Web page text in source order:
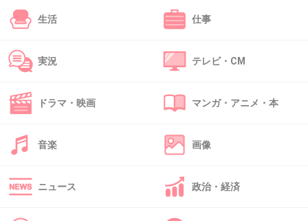
世間のシングルマザーにボロクソ言われてる番
宣流れてるねｗｗ
+104
45. 匿名
稼げる時に稼いでおいたほうがいいよね
すぐ消えちゃうんだからー
+41
生活 仕事
実況 テレビ・CM
ドラマ・映画 マンガ・アニメ・本
音楽 画像
ニュース 政治・経済